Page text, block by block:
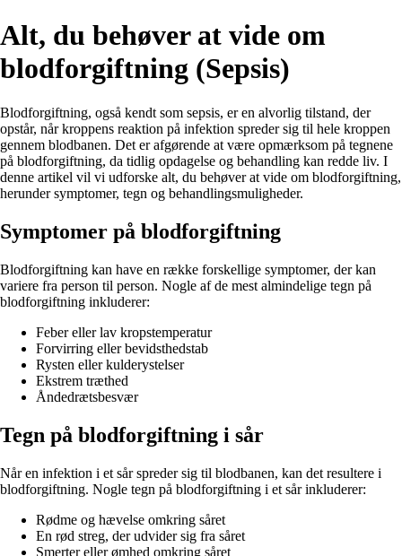
Alt, du behøver at vide om
blodforgiftning (Sepsis)
Blodforgiftning, også kendt som sepsis, er en alvorlig tilstand, der
opstår, når kroppens reaktion på infektion spreder sig til hele kroppen
gennem blodbanen. Det er afgørende at være opmærksom på tegnene
på blodforgiftning, da tidlig opdagelse og behandling kan redde liv. I
denne artikel vil vi udforske alt, du behøver at vide om blodforgiftning,
herunder symptomer, tegn og behandlingsmuligheder.
Symptomer på blodforgiftning
Blodforgiftning kan have en række forskellige symptomer, der kan
variere fra person til person. Nogle af de mest almindelige tegn på
blodforgiftning inkluderer:
Feber eller lav kropstemperatur
Forvirring eller bevidsthedstab
Rysten eller kulderystelser
Ekstrem træthed
Åndedrætsbesvær
Tegn på blodforgiftning i sår
Når en infektion i et sår spreder sig til blodbanen, kan det resultere i
blodforgiftning. Nogle tegn på blodforgiftning i et sår inkluderer:
Rødme og hævelse omkring såret
En rød streg, der udvider sig fra såret
Smerter eller ømhed omkring såret